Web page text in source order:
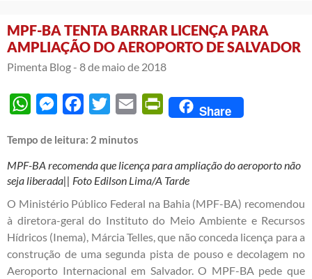
MPF-BA TENTA BARRAR LICENÇA PARA
AMPLIAÇÃO DO AEROPORTO DE SALVADOR
Pimenta Blog - 8 de maio de 2018
WhatsAppMessengerFacebook
Twitter Email PrintFriendly
Share
Tempo de leitura: 2 minutos
MPF-BA recomenda que licença para ampliação do aeroporto não
seja liberada|| Foto Edilson Lima/A Tarde
O Ministério Público Federal na Bahia (MPF-BA) recomendou
à diretora-geral do Instituto do Meio Ambiente e Recursos
Hídricos (Inema), Márcia Telles, que não conceda licença para a
construção de uma segunda pista de pouso e decolagem no
Aeroporto Internacional em Salvador. O MPF-BA pede que